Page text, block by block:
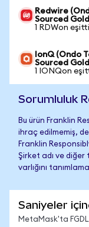
Redwire
Sourced
1 RDWon
IonQ (Ondo
Sourced
1 IONQon
Sorumluluk
Bu ürün Franklin
ihraç edilmemiş,
Franklin
Şirket adı ve
varlığını
Saniyeler
MetaMask'ta